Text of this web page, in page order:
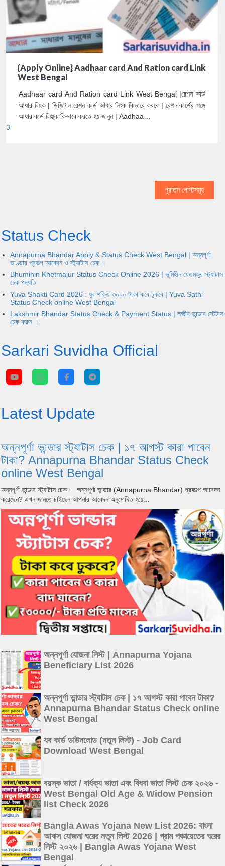
{Apply Online} Aadhaar card And Ration card Link
West Bengal
Aadhaar card And Ration card Link West Bengal |রেশন কার্ড
আধার লিংক | ডিজিটাল রেশন কার্ড আঁধার লিংক কিভাবে করবে | রেশন কার্ডের সঙ্গে
আধার কার্ড লিঙ্ক কিভাবে করতে হয় জানুন | Aadhaa…
3
পুরাতন পোস্টসমূহ
Status Check
Annapurna Bhandar Apply & Status Check West Bengal | অন্নপূর্ণা
ভাণ্ডার প্রকল্প আবেদন ও স্ট্যাটাস চেক ।
Bhumihin Khetmajur Status Check Online 2026 | ভূমিহীন খেতমজুর স্ট্যাটাস
চেক পদ্ধতি
Yuva Shakti Card 2026 : যুব শক্তি ৩০০০ টাকা কবে ঢুকবে | Yuva Sathi
Status Check online West Bengal
Lakshmir Bhandar Status Check & Payment Status | লক্ষ্মীর ভান্ডার স্টেটাস
চেক করুন ।
Sarkari Suvidha Official
Latest Update
অন্নপূর্ণা ভান্ডার স্ট্যাটাস চেক | ১৭ আগস্ট কারা পাবেন
টাকা? Annapurna Bhandar Status Check
online West Bengal
অন্নপূর্ণা ভান্ডার স্ট্যাটাস চেক : অন্নপূর্ণা ভান্ডার (Annapurna Bhandar) প্রকল্পে আবেদন
করেছেন? এখন জানতে চাইছেন আপনার আবেদন অনুমোদিত হয়ে...
অন্নপূর্ণা যোজনা লিস্ট | Annapurna Yojana
Beneficiary List 2026
অন্নপূর্ণা ভান্ডার স্ট্যাটাস চেক | ১৭ আগস্ট কারা পাবেন টাকা?
Annapurna Bhandar Status Check online
West Bengal
যব কার্ড ডাউনলোড (নতুন লিস্ট) - Job Card
Download West Bengal
বয়স্ক ভাতা / বার্ধক্য ভাতা এবং বিধবা ভাতা লিস্ট চেক ২০২৬ -
West Bengal Old Age & Widow Pension
list Check 2026
Bangla Awas Yojana New List 2026: বাংলা
আবাস যোজনা ঘরের নতুন লিস্ট 2026 | গ্রাম পঞ্চায়েতের ঘরের
লিস্ট ২০২৬ | Bangla Awas Yojana West
Bengal